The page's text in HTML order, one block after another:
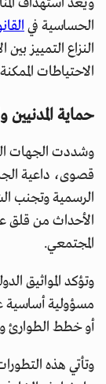
ويُعد استهداف
الحساسية في
النزاع التمييز
الاحتياطات
حماية المدنيين
وشددت الجهات
قصوى، داعية
الرسمية وتجنب
الأحداث من قلق
المجتمعي.
وتؤكد المواثيق
مسؤولية أساسية
أو خطط الطوارئ
وتأتي هذه